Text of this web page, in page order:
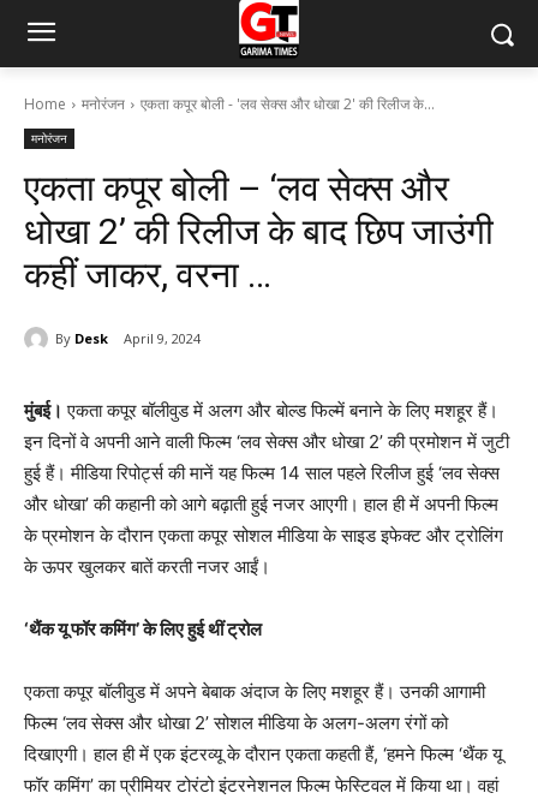
Home मनोरंजन एकता कपूर बोली - 'लव सेक्स और धोखा 2' की रिलीज के...
मनोरंजन
एकता कपूर बोली – ‘लव सेक्स और
धोखा 2’ की रिलीज के बाद छिप जाउंगी
कहीं जाकर, वरना …
By Desk April 9, 2024
मुंबई। एकता कपूर बॉलीवुड में अलग और बोल्ड फिल्में बनाने के लिए मशहूर हैं।
इन दिनों वे अपनी आने वाली फिल्म ‘लव सेक्स और धोखा 2’ की प्रमोशन में जुटी
हुई हैं। मीडिया रिपोर्ट्स की मानें यह फिल्म 14 साल पहले रिलीज हुई ‘लव सेक्स
और धोखा’ की कहानी को आगे बढ़ाती हुई नजर आएगी। हाल ही में अपनी फिल्म
के प्रमोशन के दौरान एकता कपूर सोशल मीडिया के साइड इफेक्ट और ट्रोलिंग
के ऊपर खुलकर बातें करती नजर आईं।
‘थैंक यू फॉर कमिंग’ के लिए हुई थीं ट्रोल
एकता कपूर बॉलीवुड में अपने बेबाक अंदाज के लिए मशहूर हैं। उनकी आगामी
फिल्म ‘लव सेक्स और धोखा 2’ सोशल मीडिया के अलग-अलग रंगों को
दिखाएगी। हाल ही में एक इंटरव्यू के दौरान एकता कहती हैं, ‘हमने फिल्म ‘थैंक यू
फॉर कमिंग’ का प्रीमियर टोरंटो इंटरनेशनल फिल्म फेस्टिवल में किया था। वहां